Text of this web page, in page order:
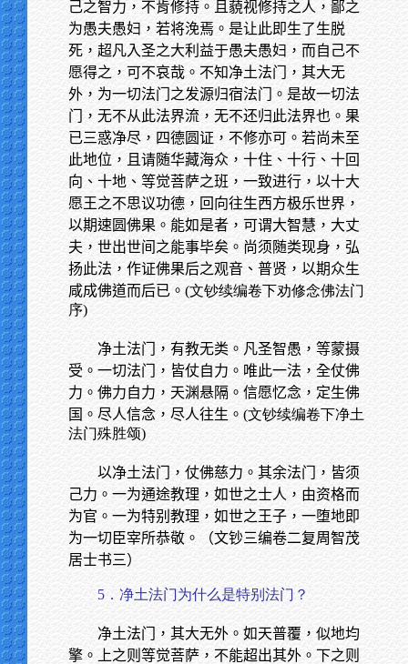
己之智力，不肯修持。且藐视修持之人，鄙之
为愚夫愚妇，若将浼焉。是让此即生了生脱
死，超凡入圣之大利益于愚夫愚妇，而自己不
愿得之，可不哀哉。不知净土法门，其大无
外，为一切法门之发源归宿法门。是故一切法
门，无不从此法界流，无不还归此法界也。果
已三惑净尽，四德圆证，不修亦可。若尚未至
此地位，且请随华藏海众，十住、十行、十回
向、十地、等觉菩萨之班，一致进行，以十大
愿王之不思议功德，回向往生西方极乐世界，
以期速圆佛果。能如是者，可谓大智慧，大丈
夫，世出世间之能事毕矣。尚须随类现身，弘
扬此法，作证佛果后之观音、普贤，以期众生
咸成佛道而后已。 (文钞续编卷下劝修念佛法门
序)
净土法门，有教无类。凡圣智愚，等蒙摄
受。一切法门，皆仗自力。唯此一法，全仗佛
力。佛力自力，天渊悬隔。信愿忆念，定生佛
国。尽人信念，尽人往生。 (文钞续编卷下净土
法门殊胜颂)
以净土法门，仗佛慈力。其余法门，皆须
己力。一为通途教理，如世之士人，由资格而
为官。一为特别教理，如世之王子，一堕地即
为一切臣宰所恭敬。（文钞三编卷二复周智茂
居士书三）
5．净土法门为什么是特别法门？
净土法门，其大无外。如天普覆，似地均
擎。上之则等觉菩萨，不能超出其外。下之则